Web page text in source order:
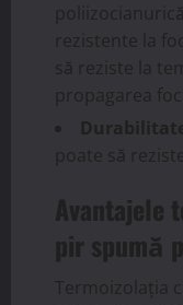
rezistente la
să reziste la
propagarea
poate să
Avantajele
pir spumă
Termoizolația